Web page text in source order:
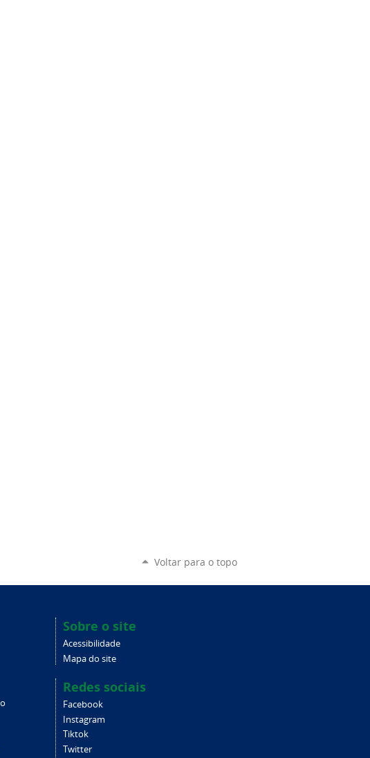
Voltar para o topo
Sobre o site
Acessibilidade
Mapa do site
Redes sociais
Facebook
Instagram
Tiktok
Twitter